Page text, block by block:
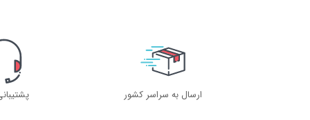
ارسال به سراسر کشور